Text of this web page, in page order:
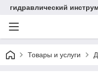
гидравлический
Товары и услуги